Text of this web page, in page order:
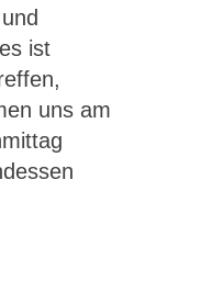
ist
uns am